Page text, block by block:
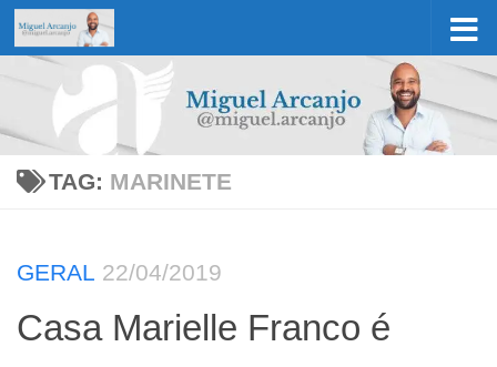
Skip to content
TAG: MARINETE
GERAL 22/04/2019
Casa Marielle Franco é